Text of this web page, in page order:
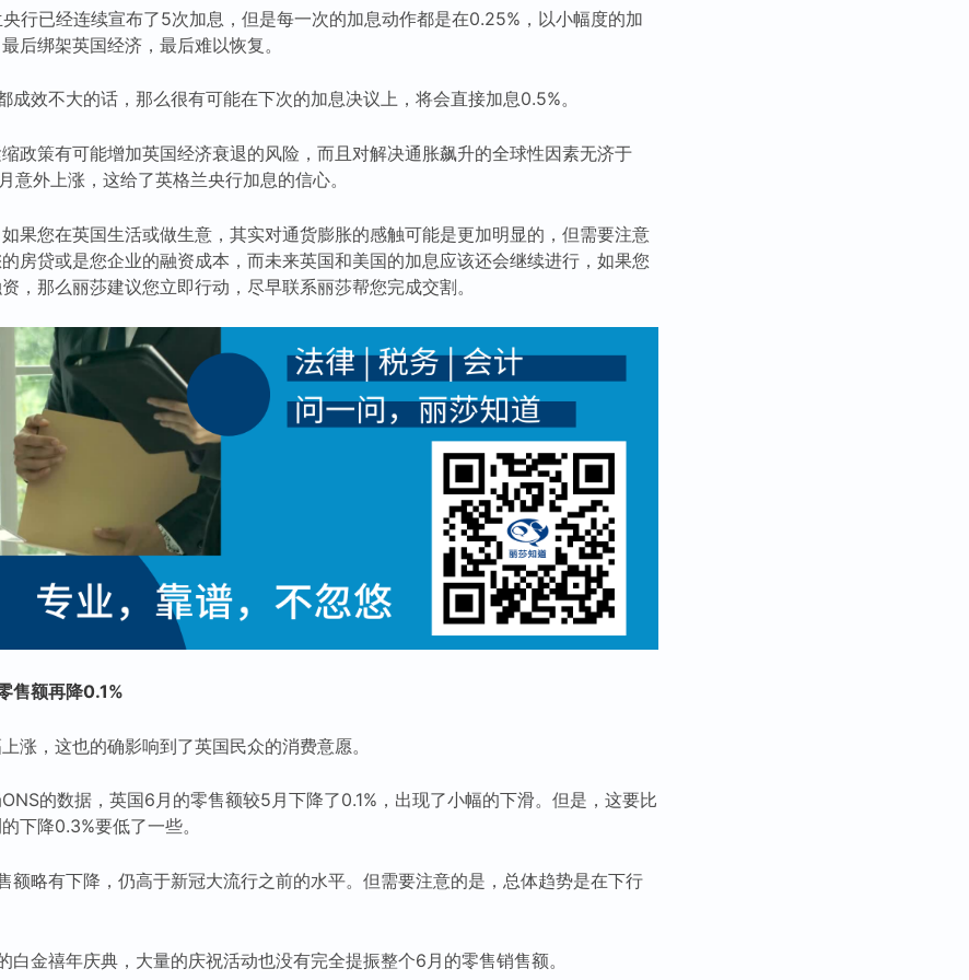
行已经连续宣布了5次加息，但是每一次的加息动作都是在0.25%，以小幅度的加
后绑架英国经济，最后难以恢复。
成效不大的话，那么很有可能在下次的加息决议上，将会直接加息0.5%。
政策有可能增加英国经济衰退的风险，而且对解决通胀飙升的全球性因素无济于
意外上涨，这给了英格兰央行加息的信心。
果您在英国生活或做生意，其实对通货膨胀的感触可能是更加明显的，但需要注意
房贷或是您企业的融资成本，而未来英国和美国的加息应该还会继续进行，如果您
，那么丽莎建议您立即行动，尽早联系丽莎帮您完成交割。
售额再降0.1%
涨，这也的确影响到了英国民众的消费意愿。
的数据，英国6月的零售额较5月下降了0.1%，出现了小幅的下滑。但是，这要比
下降0.3%要低了一些。
额略有下降，仍高于新冠大流行之前的水平。但需要注意的是，总体趋势是在下行
白金禧年庆典，大量的庆祝活动也没有完全提振整个6月的零售销售额。